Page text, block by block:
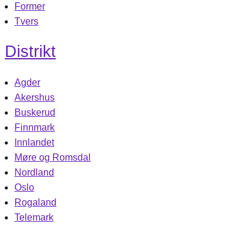
Former
Tvers
Distrikt
Agder
Akershus
Buskerud
Finnmark
Innlandet
Møre og Romsdal
Nordland
Oslo
Rogaland
Telemark